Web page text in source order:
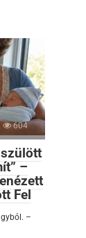
604
–
Fel
–